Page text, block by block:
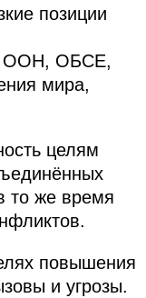
позиции
ООН, ОБСЕ,
мира,
целям
то же время
повышения
и угрозы.